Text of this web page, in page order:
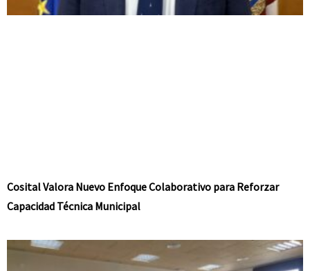
Cosital Valora Nuevo Enfoque Colaborativo para Reforzar
Capacidad Técnica Municipal